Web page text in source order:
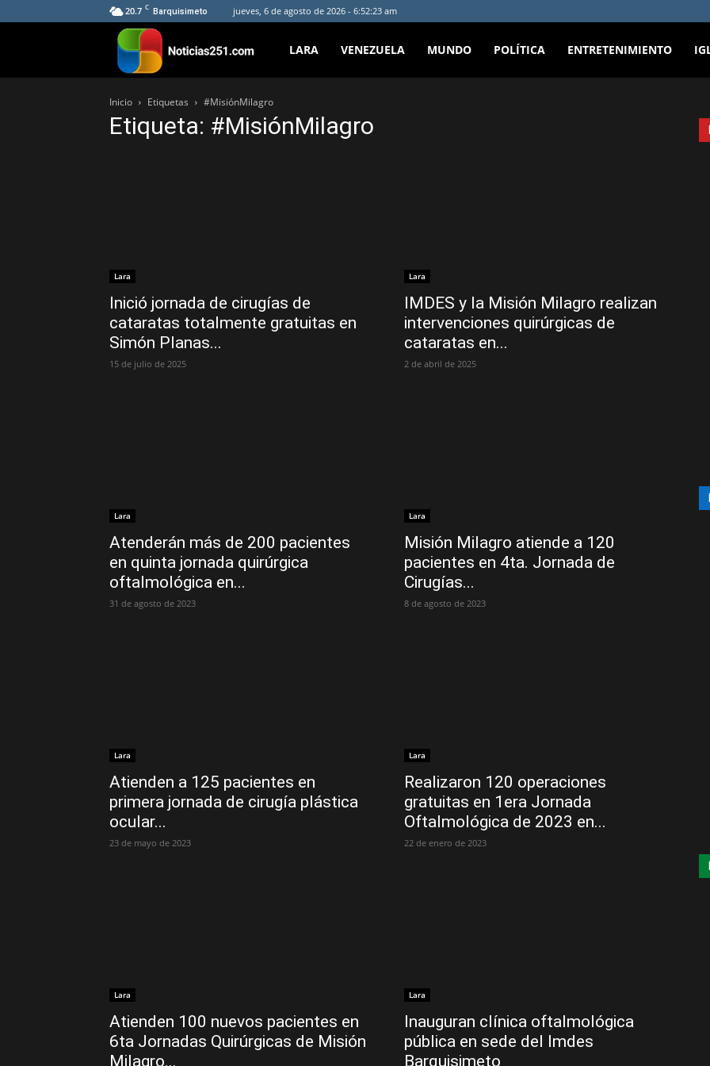
20.7 C Barquisimeto jueves, 6 de agosto de 2026 - 6:52:23 am
Noticias251
LARA VENEZUELA MUNDO POLÍTICA ENTRETENIMIENTO
Inicio Etiquetas #MisiónMilagro
Etiqueta: #MisiónMilagro
Lara
Inició jornada de cirugías de
cataratas totalmente gratuitas en
Simón Planas...
15 de julio de 2025
Lara
IMDES y la Misión Milagro realizan
intervenciones quirúrgicas de
cataratas en...
2 de abril de 2025
Lara
Atenderán más de 200 pacientes
en quinta jornada quirúrgica
oftalmológica en...
31 de agosto de 2023
Lara
Misión Milagro atiende a 120
pacientes en 4ta. Jornada de
Cirugías...
8 de agosto de 2023
Lara
Atienden a 125 pacientes en
primera jornada de cirugía plástica
ocular...
23 de mayo de 2023
Lara
Realizaron 120 operaciones
gratuitas en 1era Jornada
Oftalmológica de 2023 en...
22 de enero de 2023
Lara
Atienden 100 nuevos pacientes en
6ta Jornadas Quirúrgicas de Misión
Milagro...
Lara
Inauguran clínica oftalmológica
pública en sede del Imdes
Barquisimeto